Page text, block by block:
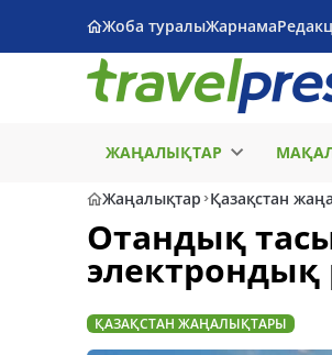
Жоба туралыЖарнама
ЖАҢАЛЫҚТАР
Жаңалықтар Қазақстан
Отандық
электрондық
ҚАЗАҚСТАН ЖАҢАЛЫҚТАРЫ